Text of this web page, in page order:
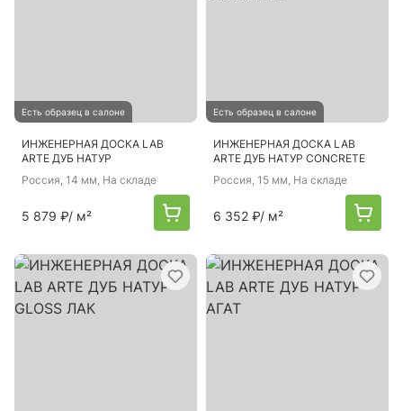
Есть образец в салоне
ИНЖЕНЕРНАЯ ДОСКА LAB
ARTE ДУБ НАТУР
Россия, 14 мм, На складе
5 879 ₽/ м²
Есть образец в салоне
ИНЖЕНЕРНАЯ ДОСКА LAB
ARTE ДУБ НАТУР CONCRETE
Россия, 15 мм, На складе
6 352 ₽/ м²